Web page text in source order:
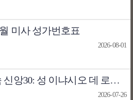
미사 성가번호표
2026-08-01
신앙 속 예술, 예술 속 신앙30: 성 이냐시오 데 로욜라와 로젠의 받아 주소서
2026-07-26